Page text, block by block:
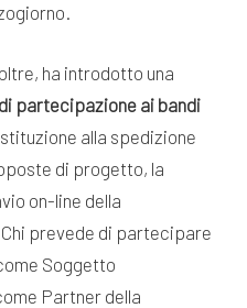
ha introdotto una
partecipazione ai bandi
alla spedizione
di progetto, la
on-line della
prevede di partecipare
Soggetto
Partner della